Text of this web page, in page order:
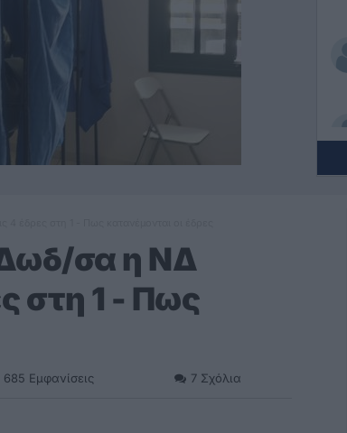
σα η ΝΔ
στη 1 - Πως
685 Εμφανίσεις 7 Σχόλια